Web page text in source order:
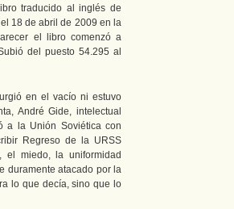
traducido al inglés de
18 de abril de 2009 en la
el libro comenzó a
del puesto 54.295 al
en el vacío ni estuvo
André Gide, intelectual
a la Unión Soviética con
Regreso de la URSS
el miedo, la uniformidad
duramente atacado por la
lo que decía, sino que lo